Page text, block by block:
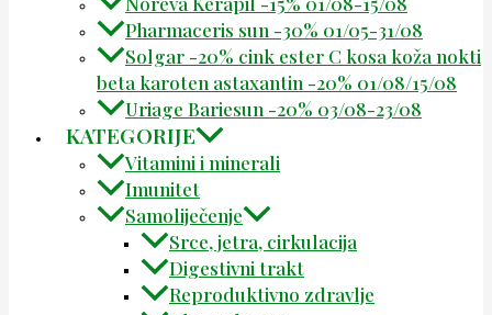
Pharmaceris sun -30% 01/05-31/08
Solgar -20% cink ester C kosa koža nokti
beta karoten astaxantin -20% 01/08/15/08
Uriage Bariesun -20% 03/08-23/08
KATEGORIJE
Vitamini i minerali
Imunitet
Samoliječenje
Srce, jetra, cirkulacija
Digestivni trakt
Reproduktivno zdravlje